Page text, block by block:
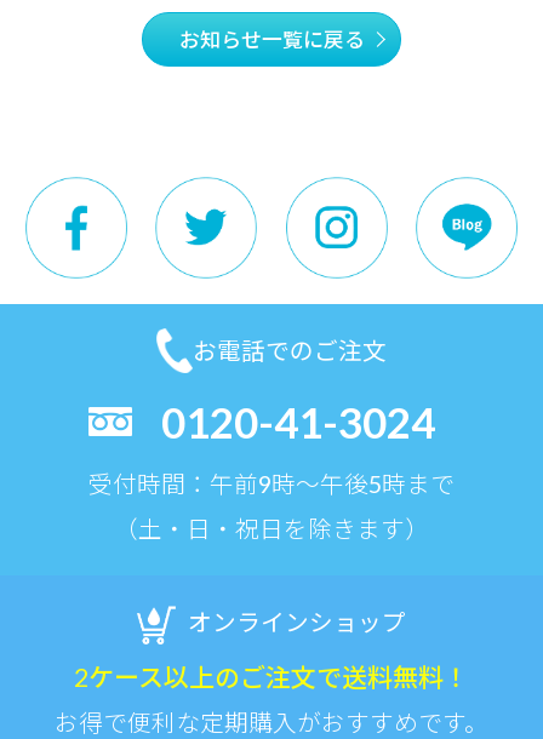
お知らせ一覧に戻る
お電話でのご注文
0120-41-3024
受付時間：午前9時〜午後5時まで
（土・日・祝日を除きます）
オンラインショップ
2ケース以上のご注文で送料無料！
お得で便利な定期購入がおすすめです。